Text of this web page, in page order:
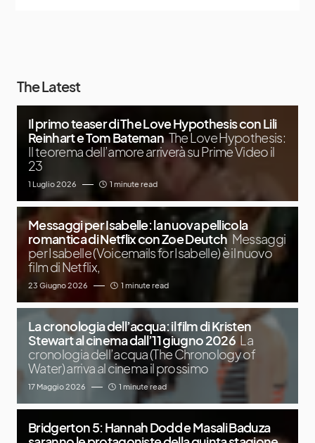
The Latest
Il primo teaser di The Love Hypothesis con Lili
Reinhart e Tom Bateman The Love Hypothesis:
Il teorema dell’amore arriverà su Prime Video il
23
1 Luglio 2026 1 minute read
Messaggi per Isabelle: la nuova pellicola
romantica di Netflix con Zoe Deutch Messaggi
per Isabelle (Voicemails for Isabelle) è il nuovo
film di Netflix,
23 Giugno 2026 1 minute read
La cronologia dell’acqua: il film di Kristen
Stewart al cinema dall’11 giugno 2026 La
cronologia dell’acqua (The Chronology of
Water) arriva al cinema il prossimo
17 Maggio 2026 1 minute read
Bridgerton 5: Hannah Dodd e Masali Baduza